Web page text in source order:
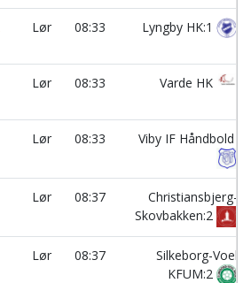
Lør 08:33 Lyngby HK:1
Lør 08:33 Varde HK
Lør 08:33 Viby IF Håndbold
Lør 08:37
Christiansbjerg-
Skovbakken:2
Lør 08:37
Silkeborg-Voel
KFUM:2